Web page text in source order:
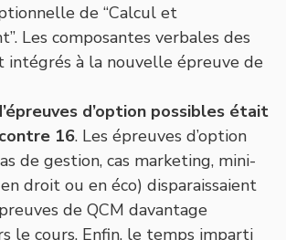
de “Calcul et
Les composantes verbales des
intégrés à la nouvelle épreuve de
d’option possibles était
16. Les épreuves d’option
de gestion, cas marketing, mini-
droit ou en éco) disparaissaient
de QCM davantage
le cours. Enfin, le temps imparti